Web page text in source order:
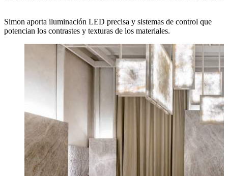
Simon aporta iluminación LED precisa y sistemas de control que
potencian los contrastes y texturas de los materiales.